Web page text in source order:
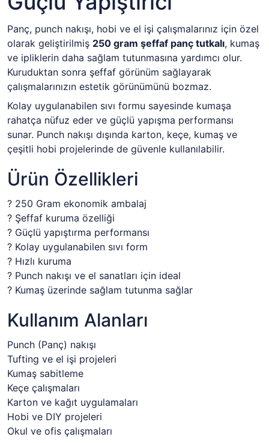
Panç, punch nakışı, hobi ve el işi çalışmalarınız için özel
olarak geliştirilmiş 250 gram şeffaf panç tutkalı, kumaş
ve ipliklerin daha sağlam tutunmasına yardımcı olur.
Kuruduktan sonra şeffaf görünüm sağlayarak
çalışmalarınızın estetik görünümünü bozmaz.
Kolay uygulanabilen sıvı formu sayesinde kumaşa
rahatça nüfuz eder ve güçlü yapışma performansı
sunar. Punch nakışı dışında karton, keçe, kumaş ve
çeşitli hobi projelerinde de güvenle kullanılabilir.
Ürün Özellikleri
? 250 Gram ekonomik ambalaj
? Şeffaf kuruma özelliği
? Güçlü yapıştırma performansı
? Kolay uygulanabilen sıvı form
? Hızlı kuruma
? Punch nakışı ve el sanatları için ideal
? Kumaş üzerinde sağlam tutunma sağlar
Kullanım Alanları
Punch (Panç) nakışı
Tufting ve el işi projeleri
Kumaş sabitleme
Keçe çalışmaları
Karton ve kağıt uygulamaları
Hobi ve DIY projeleri
Okul ve ofis çalışmaları